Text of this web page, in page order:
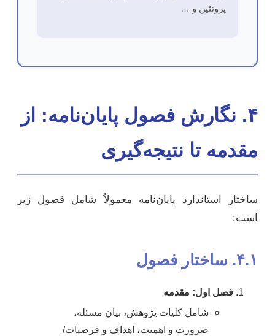
پروتئین و …
۴. نگارش فصول پایان‌نامه: از
مقدمه تا نتیجه‌گیری
ساختار استاندارد پایان‌نامه معمولاً شامل فصول زیر
است:
۴.۱. ساختار فصول
فصل اول: مقدمه
شامل کلیات پژوهش، بیان مسئله،
ضرورت و اهمیت، اهداف و فرضیات/